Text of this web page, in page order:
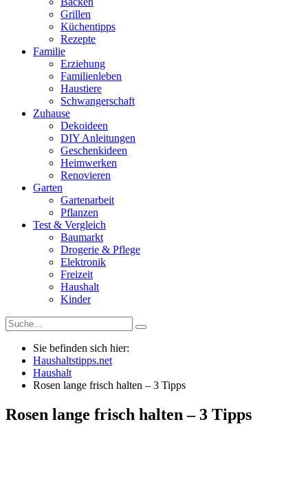
Grillen
Küchentipps
Rezepte
Familie
Erziehung
Familienleben
Haustiere
Schwangerschaft
Zuhause
Dekoideen
DIY Anleitungen
Geschenkideen
Heimwerken
Renovieren
Garten
Gartenarbeit
Pflanzen
Test & Vergleich
Baumarkt
Drogerie & Pflege
Elektronik
Freizeit
Haushalt
Kinder
Sie befinden sich hier:
Haushaltstipps.net
Haushalt
Rosen lange frisch halten – 3 Tipps
Rosen lange frisch halten – 3 Tipps